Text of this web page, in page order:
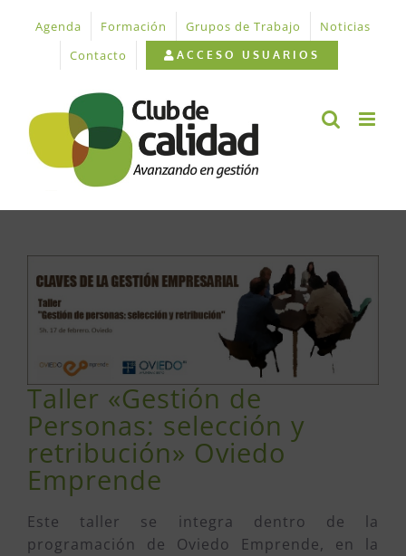
contenido
Agenda Formación Grupos de Trabajo
Noticias
Contacto
ACCESO USUARIOS
imagen
más
grande
Taller «Gestión de
Personas: selección y
retribución» Oviedo
Emprende
Este taller se integra dentro de la
programación de Oviedo Emprende, en la